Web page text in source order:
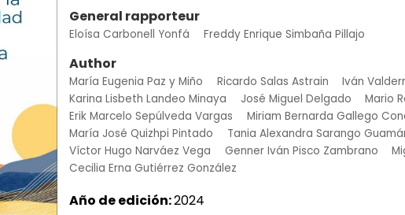
General rapporteur
Eloísa Carbonell Yonfá Freddy Enrique Simbaña Pillajo
Author
María Eugenia Paz y Miño Ricardo Salas Astrain
Iván
Karina Lisbeth Landeo Minaya
José Miguel Delgado
Mario
Erik Marcelo Sepúlveda Vargas
Miriam Bernarda Gallego
María José Quizhpi Pintado
Tania Alexandra Sarango
Víctor Hugo Narváez Vega
Genner Iván Pisco Zambrano
Cecilia Erna Gutiérrez González
Año de edición:2024